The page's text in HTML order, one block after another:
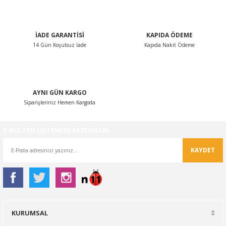
İADE GARANTİSİ
14 Gün Koşulsuz İade
KAPIDA ÖDEME
Kapıda Nakit Ödeme
AYNI GÜN KARGO
Siparişleriniz Hemen Kargoda
KAYDET
KURUMSAL